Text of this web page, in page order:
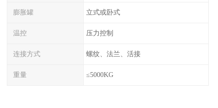
膨胀罐 立式或卧式
温控 压力控制
连接方式 螺纹、法兰、活接
重量 ≤5000KG